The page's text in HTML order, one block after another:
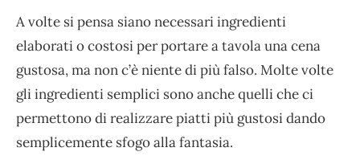
A volte si pensa siano necessari ingredienti
elaborati o costosi per portare a tavola una cena
gustosa, ma non c’è niente di più falso. Molte volte
gli ingredienti semplici sono anche quelli che ci
permettono di realizzare piatti più gustosi dando
semplicemente sfogo alla fantasia.